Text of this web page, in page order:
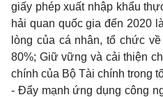
giấy phép xuất nhập khẩu
hải quan quốc gia đến 2020
lòng của cá nhân, tổ chức
80%; Giữ vững và cải thiện
chính của Bộ Tài chính trong
- Đẩy mạnh ứng dụng công